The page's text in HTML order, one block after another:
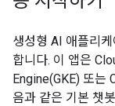
생성형 AI 애플리
합니다. 이 앱은
Engine(GKE) 또는
음과 같은 기본 챗